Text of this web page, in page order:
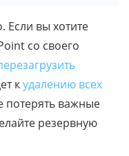
Если вы хотите
со своего
кудалению всех
потерять важные
резервную